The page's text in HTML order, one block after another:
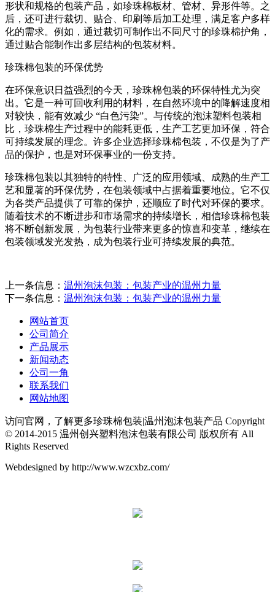
形状和规格的包装产品，如珍珠棉板材、管材、异形件等。之
后，还可进行裁切、贴合、印刷等后加工处理，满足客户多样
化的需求。例如，通过裁切可制作出不同尺寸的珍珠棉护角，
通过贴合能制作出多层结构的包装材料。
珍珠棉包装的环保优势
在环保意识日益强烈的今天，珍珠棉包装的环保特性尤为突
出。它是一种可回收利用的材料，在自然环境中的降解速度相
对较快，能有效减少 “白色污染”。与传统的泡沫塑料包装相
比，珍珠棉生产过程中的能耗更低，生产工艺更加环保，符合
可持续发展的理念。许多企业选择珍珠棉包装，不仅是为了产
品的保护，也是对环保事业的一份支持。
珍珠棉包装以其独特的特性、广泛的应用领域、成熟的生产工
艺和显著的环保优势，在包装领域中占据着重要地位。它不仅
为各类产品提供了可靠的保护，还顺应了时代对环保的要求。
随着技术的不断进步和市场需求的持续增长，相信珍珠棉包装
将不断创新发展，为包装行业带来更多的惊喜和变革，继续在
包装领域发光发热，成为包装行业可持续发展的典范。
上一条信息： 温州泡沫包装：包装产业的温州力量
下一条信息： 温州泡沫包装：包装产业的温州力量
网站首页
公司简介
产品展示
新闻动态
公司一角
联系我们
网站地图
访问官网，了解更多珍珠棉包装|温州泡沫包装产品 Copyright
© 2014-2015 温州创兴塑料泡沫包装有限公司 版权所有 All
Rights Reserved
Webdesigned by http://www.wzcxbz.com/